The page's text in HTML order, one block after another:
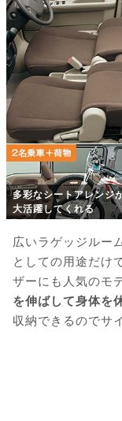
多彩なシートアレンジ
大活躍してくれる
広いラゲッジルー
としての用途だけ
ザーにも人気のモ
を伸ばして身体を
収納できるのでサ